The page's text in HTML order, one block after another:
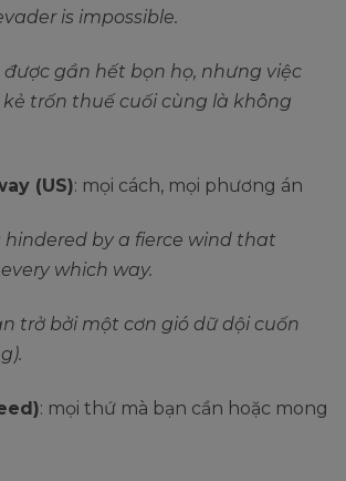
is impossible.
gần hết bọn họ, nhưng việc
trốn thuế cuối cùng là không
(US): mọi cách, mọi phương án
hindered by a fierce wind that
which way.
trở bởi một cơn gió dữ dội cuốn
: mọi thứ mà bạn cần hoặc mong